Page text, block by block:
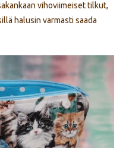
vihoviimeiset tilkut,
halusin varmasti saada